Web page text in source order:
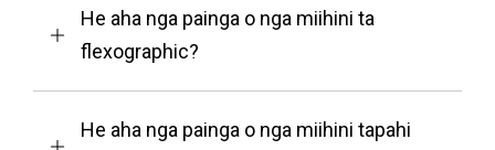
He aha nga painga o nga miihini ta
flexographic?
He aha nga painga o nga miihini tapahi